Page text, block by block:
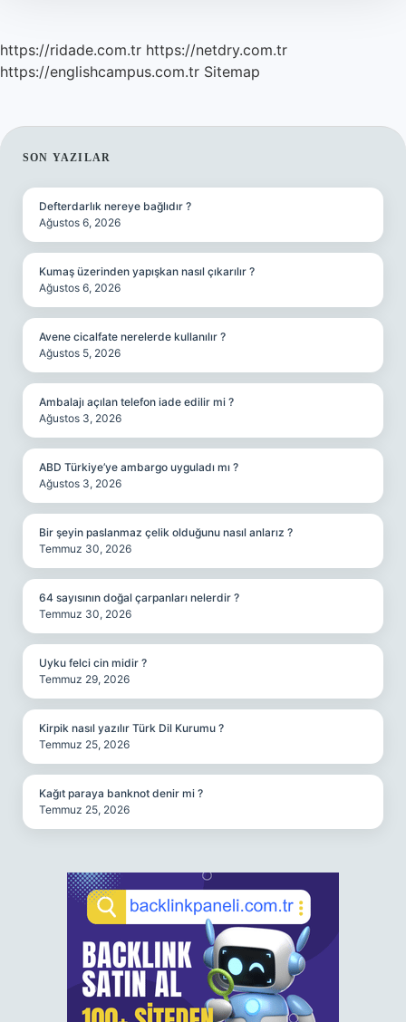
https://ridade.com.tr https://netdry.com.tr
https://englishcampus.com.tr Sitemap
SIDEBAR
SON YAZILAR
Defterdarlık nereye bağlıdır ?
Ağustos 6, 2026
Kumaş üzerinden yapışkan nasıl çıkarılır ?
Ağustos 6, 2026
Avene cicalfate nerelerde kullanılır ?
Ağustos 5, 2026
Ambalajı açılan telefon iade edilir mi ?
Ağustos 3, 2026
ABD Türkiye’ye ambargo uyguladı mı ?
Ağustos 3, 2026
Bir şeyin paslanmaz çelik olduğunu nasıl anlarız ?
Temmuz 30, 2026
64 sayısının doğal çarpanları nelerdir ?
Temmuz 30, 2026
Uyku felci cin midir ?
Temmuz 29, 2026
Kirpik nasıl yazılır Türk Dil Kurumu ?
Temmuz 25, 2026
Kağıt paraya banknot denir mi ?
Temmuz 25, 2026